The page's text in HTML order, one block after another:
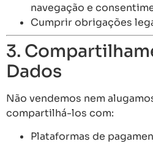
navegação e
Cumprir obrigações
3.
Dados
Não vendemos nem
compartilhá-los com:
Plataformas de